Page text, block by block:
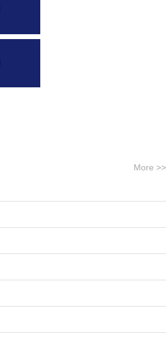
More >>